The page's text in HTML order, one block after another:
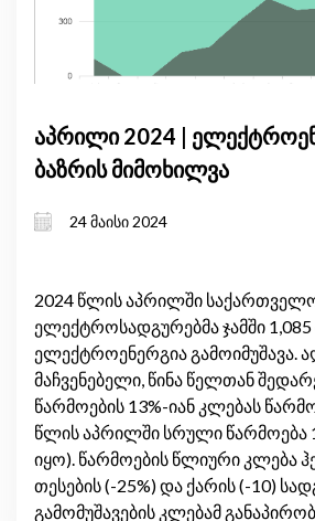
აპრილი 2024 |
ბაზრის მიმოხილვა
24 მაისი 2024
2024 წლის აპრილში
ელექტროსადგურებმა ჯამში
ელექტროენერგია გამოიმუშავა.
მაჩვენებელი, წინა წელთან
წარმოების 13%-იან კლებას
წლის აპრილში სრული წარმოება
იყო). წარმოების წლიური კლება
თესების (-25%) და ქარის (-10)
გამომუშავების კლებამ